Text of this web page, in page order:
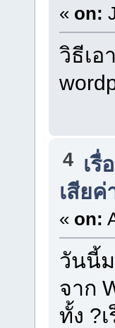
« on:
วิธีเอ
4 เรื่
เสีย
« on:
วันนี้
จาก
ทั้ง ?